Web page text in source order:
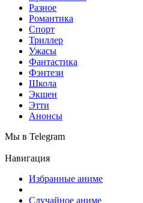
Разное
Романтика
Спорт
Триллер
Ужасы
Фантастика
Фэнтези
Школа
Экшен
Этти
Анонсы
Мы в Telegram
Навигация
Избранные аниме
Случайное аниме